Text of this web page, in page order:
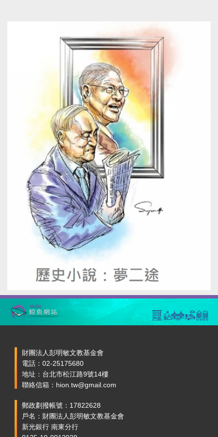
財團法人彭明敏文教基金會
電話：02-25175680
地址：台北市松江路9號14樓
聯絡信箱：hion.tw@gmail.com
郵政劃撥帳號：17822628
戶名：財團法人彭明敏文教基金會
新光銀行 南東分行